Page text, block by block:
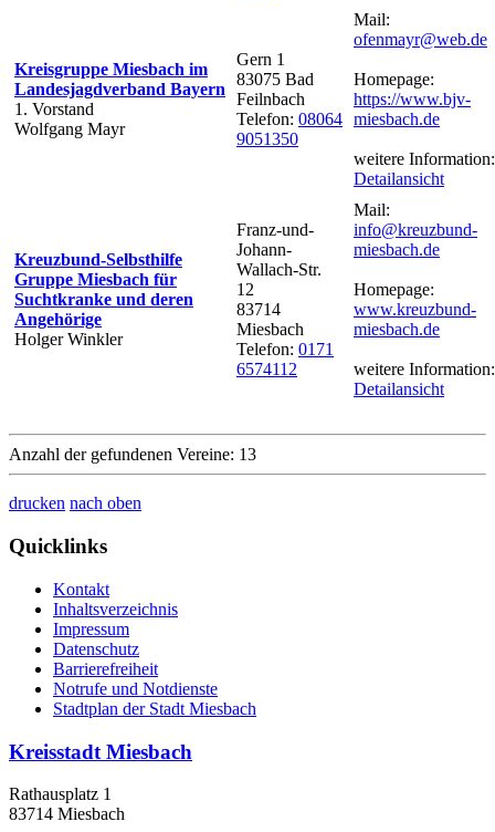
Kreisgruppe Miesbach im
Landesjagdverband Bayern
1. Vorstand
Wolfgang Mayr
Gern 1
83075 Bad
Feilnbach
Telefon: 08064
9051350
Mail:
ofenmayr@web.de
Homepage:
https://www.bjv-
miesbach.de
weitere Information:
Detailansicht
Kreuzbund-Selbsthilfe
Gruppe Miesbach für
Suchtkranke und deren
Angehörige
Holger Winkler
Franz-und-
Johann-
Wallach-Str.
12
83714
Miesbach
Telefon: 0171
6574112
Mail:
info@kreuzbund-
miesbach.de
Homepage:
www.kreuzbund-
miesbach.de
weitere Information:
Detailansicht
Anzahl der gefundenen Vereine: 13
drucken nach oben
Quicklinks
Kontakt
Inhaltsverzeichnis
Impressum
Datenschutz
Barrierefreiheit
Notrufe und Notdienste
Stadtplan der Stadt Miesbach
Kreisstadt Miesbach
Rathausplatz 1
83714 Miesbach